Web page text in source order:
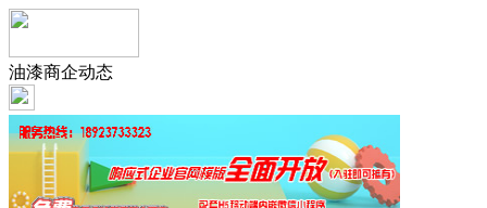
油漆商企动态